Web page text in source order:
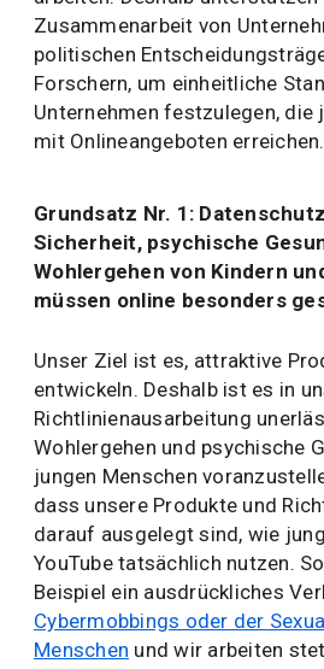
Zusammenarbeit von
politischen
Forschern, um einheitliche
Unternehmen festzulegen, die
mit Onlineangeboten erreichen.
Grundsatz Nr. 1:
Sicherheit, psychische
Wohlergehen von Kindern
müssen online besonders
Unser Ziel ist es, attraktive
entwickeln. Deshalb ist es in
Richtlinienausarbeitung
Wohlergehen und psychische
jungen Menschen
dass unsere Produkte und
darauf ausgelegt sind, wie
YouTube tatsächlich nutzen.
Beispiel ein ausdrückliches
Cybermobbings oder der
Menschen und wir arbeiten